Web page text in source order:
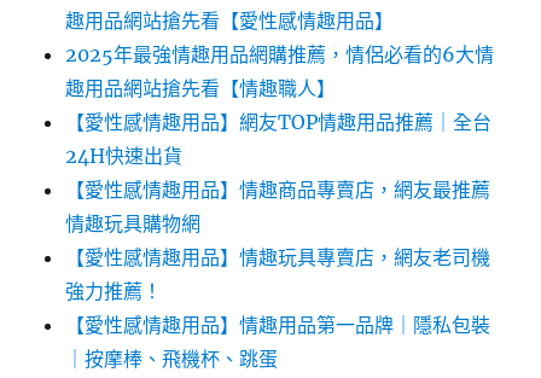
趣用品網站搶先看【愛性感情趣用品】
2025年最強情趣用品網購推薦，情侶必看的6大情
趣用品網站搶先看【情趣職人】
【愛性感情趣用品】網友TOP情趣用品推薦｜全台
24H快速出貨
【愛性感情趣用品】情趣商品專賣店，網友最推薦
情趣玩具購物網
【愛性感情趣用品】情趣玩具專賣店，網友老司機
強力推薦！
【愛性感情趣用品】情趣用品第一品牌｜隱私包裝
｜按摩棒、飛機杯、跳蛋